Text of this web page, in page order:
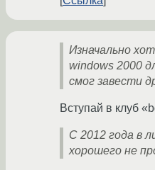
Изначально
windows 2000
смог завести
Вступай в клуб
С 2012 года в
хорошего не